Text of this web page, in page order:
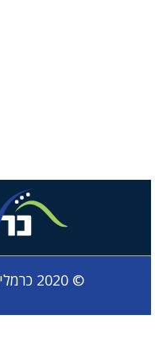
© 2020 כרמליסט